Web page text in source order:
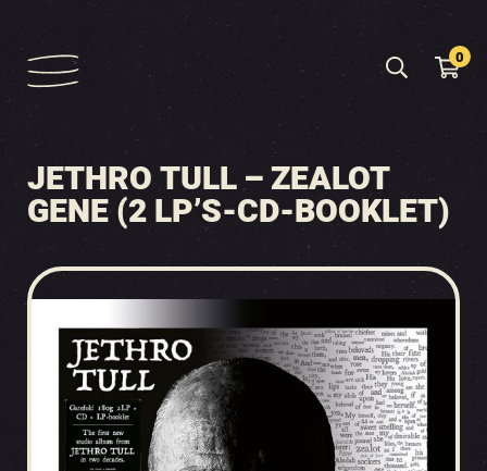
0
JETHRO TULL – ZEALOT
GENE (2 LP’S-CD-BOOKLET)